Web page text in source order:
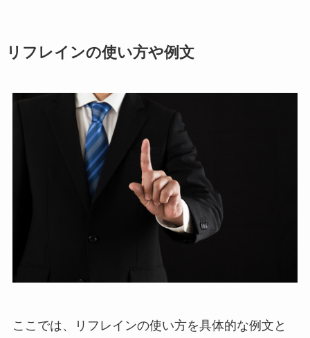
リフレインの使い方や例文
ここでは、リフレインの使い方を具体的な例文と